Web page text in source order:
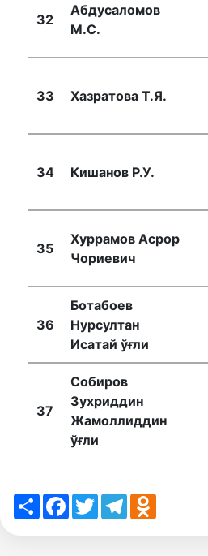
32
Абдусаломов
М.С.
33 Хазратова Т.Я.
34 Кишанов Р.У.
35
Хуррамов Асрор
Чориевич
36
Ботабоев
Нурсултан
Исатай ўғли
37
Собиров
Зухриддин
Жамоллиддин
ўғли
ShareFacebook
TwitterTelegramOdnoklassniki